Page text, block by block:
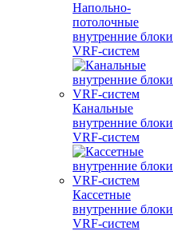
Напольно-
потолочные
внутренние блоки
VRF-систем
Канальные
внутренние блоки
VRF-систем
Кассетные
внутренние блоки
VRF-систем